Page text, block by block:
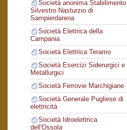
Società anonima Stabilimento
Silvestro Nasturzio di
Sampierdarena
Società Elettrica della
Campania
Società Elettrica Teramo
Società Esercizi Siderurgici e
Metallurgici
Società Ferrovie Marchigiane
Società Generale Pugliese di
elettricità
Società Idroelettrica
dell'Ossola